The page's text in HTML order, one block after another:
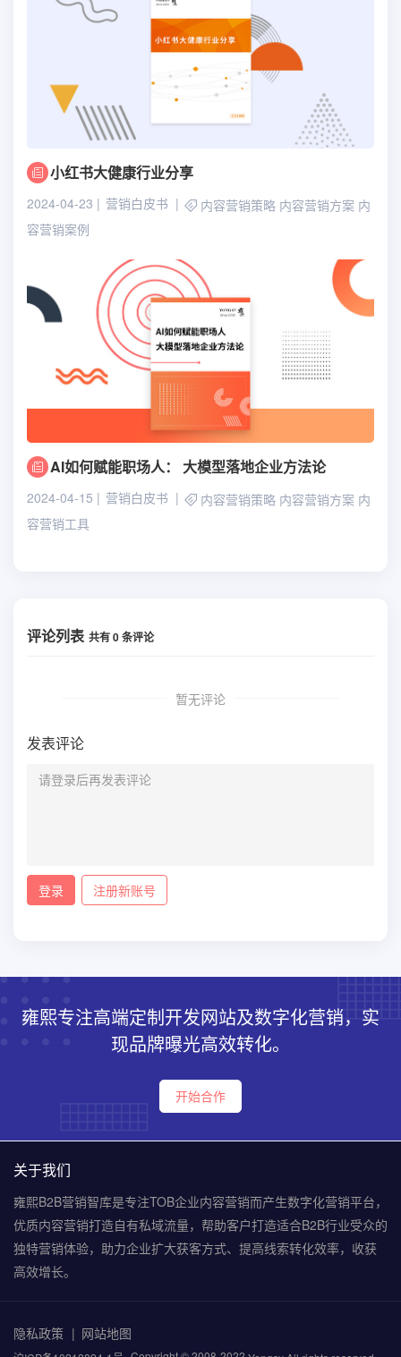
小红书大健康行业分享
2024-04-23 营销白皮书 内容营销策略 内容营销方案 内
容营销案例
AI如何赋能职场人： 大模型落地企业方法论
2024-04-15 营销白皮书 内容营销策略 内容营销方案 内
容营销工具
评论列表 共有0条评论
暂无评论
发表评论
登录 注册新账号
雍熙专注高端定制开发网站及数字化营销，实
现品牌曝光高效转化。
开始合作
关于我们
雍熙B2B营销智库是专注TOB企业内容营销而产生数字化营销平台，
优质内容营销打造自有私域流量，帮助客户打造适合B2B行业受众的
独特营销体验，助力企业扩大获客方式、提高线索转化效率，收获
高效增长。
隐私政策 网站地图